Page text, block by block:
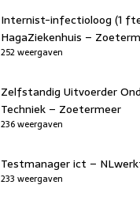
Internist-infectioloog (1
HagaZiekenhuis –
252 weergaven
Zelfstandig Uitvoerder
Techniek – Zoetermeer
236 weergaven
Testmanager ict –
233 weergaven